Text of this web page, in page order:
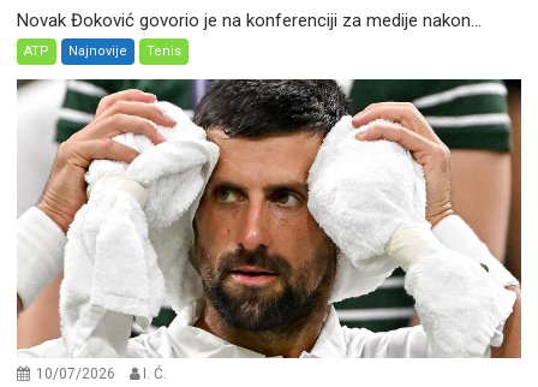
Novak Đoković govorio je na konferenciji za medije nakon...
ATP Najnovije Tenis
10/07/2026 I. Ć.